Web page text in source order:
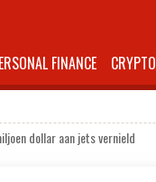
FINANCE CRYPTO
dollar aan jets vernield